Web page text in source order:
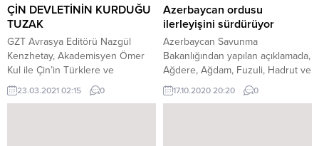
sayılacağını açıkladı. Lavrov
açıkladı: Ukraynaya silah
sevkiyatı...
kaydetti. Batı’nın Cumhurbaşkanı
Erdoğan karşıtlığının vücut...
ÇİN DEVLETİNİN KURDUĞU
TUZAK
GZT Avrasya Editörü Nazgül
Kenzhetay, Akademisyen Ömer
Kul ile Çin’in Türklere ve
Afrikalılara yönelik ‘kredi’
oyununu masaya yatırdı. ÇİN’İN
23.03.2021 02:15 0
Azerbaycan ordusu
ilerleyişini sürdürüyor
Azerbaycan Savunma
Bakanlığından yapılan açıklamada,
Ağdere, Ağdam, Fuzuli, Hadrut ve
Cebrail yönünde durumun
gerginliğini koruduğu belirtildi.
17.10.2020 20:20 0